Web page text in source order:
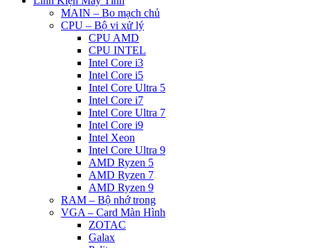
MAIN – Bo mạch chủ
CPU – Bộ vi xử lý
CPU AMD
CPU INTEL
Intel Core i3
Intel Core i5
Intel Core Ultra 5
Intel Core i7
Intel Core Ultra 7
Intel Core i9
Intel Xeon
Intel Core Ultra 9
AMD Ryzen 5
AMD Ryzen 7
AMD Ryzen 9
RAM – Bộ nhớ trong
VGA – Card Màn Hình
ZOTAC
Galax